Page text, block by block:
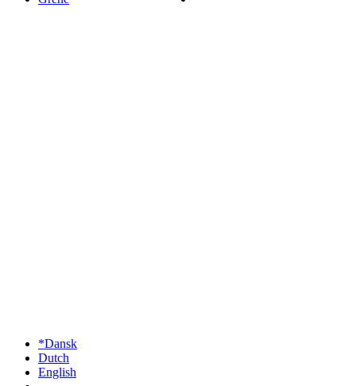
*Dansk
Dutch
English